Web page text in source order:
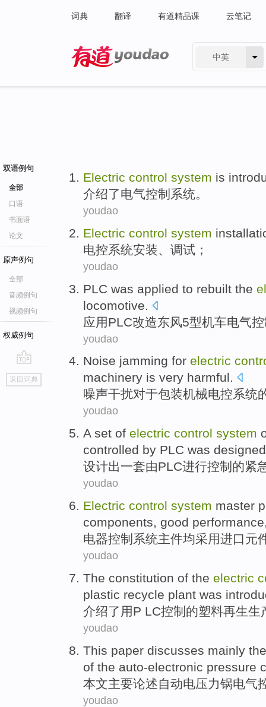
词典 翻译 有道精品课 云笔记
中英
双语例句
全部
口语
书面语
论文
原声例句
全部
音频例句
视频例句
权威例句
go
top
返回词典
Electric control system is
介绍了电气控制 系统。
youdao
Electric control system
电控系统安装、 调试 ；
youdao
PLC was applied to rebuilt the
locomotive
应用PLC改造东风5型机车电气
youdao
Noise jamming for electric
machinery is very harmful.
噪声干扰对于包装机械电控系统
youdao
A set of electric control system
controlled by PLC was designed
设计出一套由PLC进行控制 的紧
youdao
Electric control system master
components, good performance
电器控制 系统主件均采用进口元
youdao
The constitution of the electric
plastic recycle plant was
介绍了 用P LC控制 的塑料再生生
youdao
This paper discusses mainly
of the auto-electronic pressure
本文主要论述自动电压力锅电气
youdao